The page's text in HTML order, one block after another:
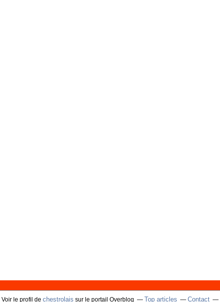
Voir le profil de chestrolais sur le portail Overblog Top articles Contact